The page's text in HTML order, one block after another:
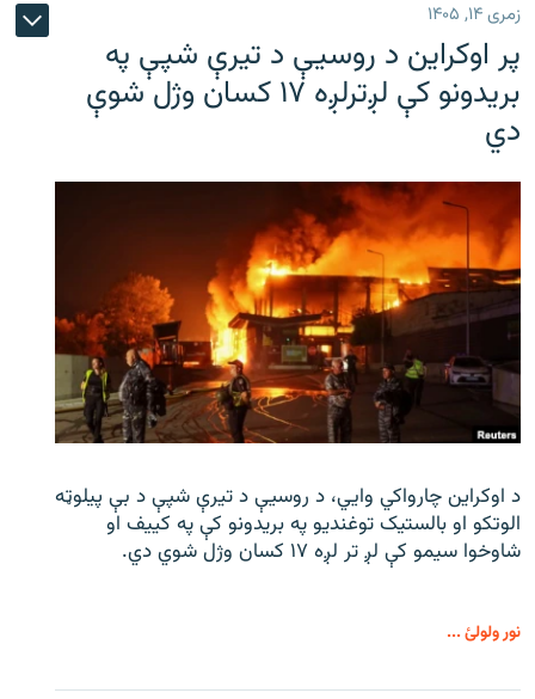
زمری ۱۴, ۱۴۰۵
پر اوکراین د روسیې د تیرې شپې په
بریدونو کې لږترلږه ۱۷ کسان وژل شوې
دي
د اوکراین چارواکي وایي، د روسیې د تیرې شپې د بې‌ پیلوټه
الوتکو او بالستیک توغندیو په بریدونو کې په کییف او
شاوخوا سیمو کې لږ تر لږه ۱۷ کسان وژل شوي دي.
نور ولولئ ...